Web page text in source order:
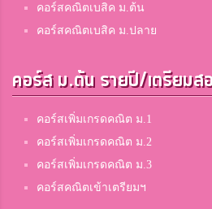
คอร์สคณิตเบสิค ม.ต้น
คอร์สคณิตเบสิค ม.ปลาย
คอร์ส ม.ต้น รายปี/เตรียมส
คอร์สเพิ่มเกรดคณิต ม.1
คอร์สเพิ่มเกรดคณิต ม.2
คอร์สเพิ่มเกรดคณิต ม.3
คอร์สคณิตเข้าเตรียมฯ